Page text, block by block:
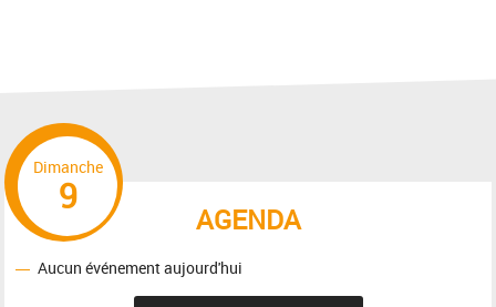
AGENDA
Dimanche
9
Aucun événement aujourd'hui